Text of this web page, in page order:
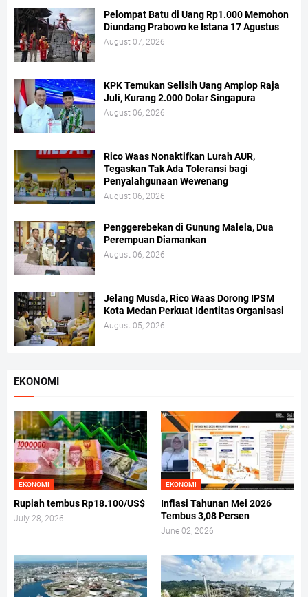
Pelompat Batu di Uang Rp1.000 Memohon
Diundang Prabowo ke Istana 17 Agustus
August 07, 2026
KPK Temukan Selisih Uang Amplop Raja
Juli, Kurang 2.000 Dolar Singapura
August 06, 2026
Rico Waas Nonaktifkan Lurah AUR,
Tegaskan Tak Ada Toleransi bagi
Penyalahgunaan Wewenang
August 06, 2026
Penggerebekan di Gunung Malela, Dua
Perempuan Diamankan
August 06, 2026
Jelang Musda, Rico Waas Dorong IPSM
Kota Medan Perkuat Identitas Organisasi
August 05, 2026
EKONOMI
EKONOMI
Rupiah tembus Rp18.100/US$
July 28, 2026
EKONOMI
Inflasi Tahunan Mei 2026
Tembus 3,08 Persen
June 02, 2026